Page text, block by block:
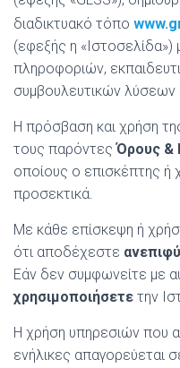
διαδικτυακό τόπο
(εφεξής η
πληροφοριών,
συμβουλευτικών λύσεων
Η πρόσβαση και χρήση
τους παρόντεςΌρους &
οποίους ο επισκέπτης ή
προσεκτικά.
Με κάθε επίσκεψη ή
ότι αποδέχεστε
Εάν δεν συμφωνείτε με
χρησιμοποιήσετε την
Η χρήση υπηρεσιών που
ενήλικες απαγορεύεται